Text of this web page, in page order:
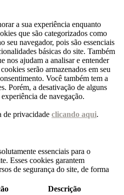
a sua experiência enquanto
que são categorizados como
seu navegador, pois são essenciais
básicas do site. Também
nos ajudam a analisar e entender
serão armazenados em seu
Você também tem a
Porém, a desativação de alguns
de navegação.
de privacidade clicando aqui.
essenciais para o
Esses cookies garantem
de segurança do site, de forma
Descrição